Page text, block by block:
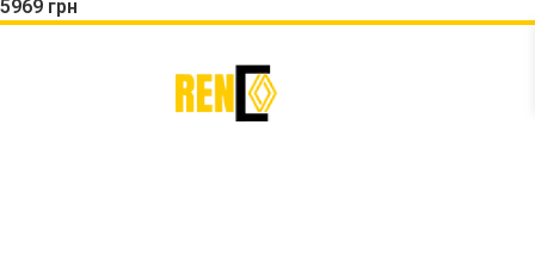
5969 грн